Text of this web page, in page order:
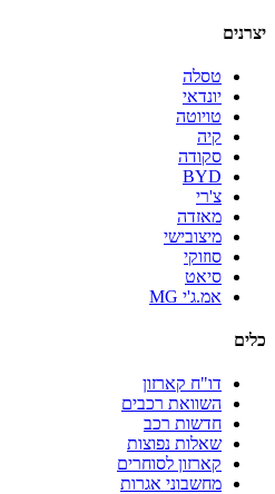
יצרנים
טסלה
יונדאי
טויוטה
קיה
סקודה
BYD
צ'רי
מאזדה
מיצובישי
סוזוקי
סיאט
אמ.ג'י MG
כלים
דו"ח קארזון
השוואת רכבים
חדשות רכב
שאלות נפוצות
קארזון לסוחרים
מחשבוני אגרות